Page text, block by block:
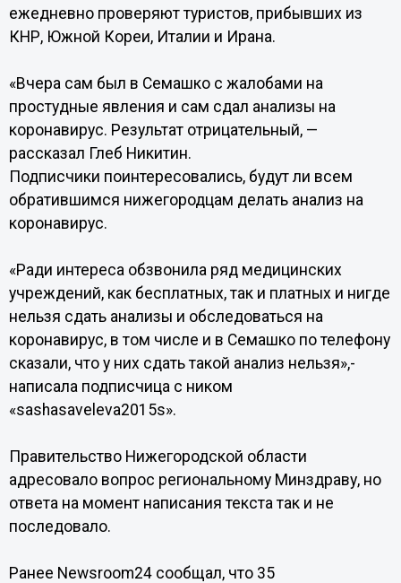
ежедневно проверяют туристов, прибывших из
КНР, Южной Кореи, Италии и Ирана.
«Вчера сам был в Семашко с жалобами на
простудные явления и сам сдал анализы на
коронавирус. Результат отрицательный, —
рассказал Глеб Никитин.
Подписчики поинтересовались, будут ли всем
обратившимся нижегородцам делать анализ на
коронавирус.
«Ради интереса обзвонила ряд медицинских
учреждений, как бесплатных, так и платных и нигде
нельзя сдать анализы и обследоваться на
коронавирус, в том числе и в Семашко по телефону
сказали, что у них сдать такой анализ нельзя»,-
написала подписчица с ником
«sashasaveleva2015s».
Правительство Нижегородской области
адресовало вопрос региональному Минздраву, но
ответа на момент написания текста так и не
последовало.
Ранее Newsroom24 сообщал, что 35